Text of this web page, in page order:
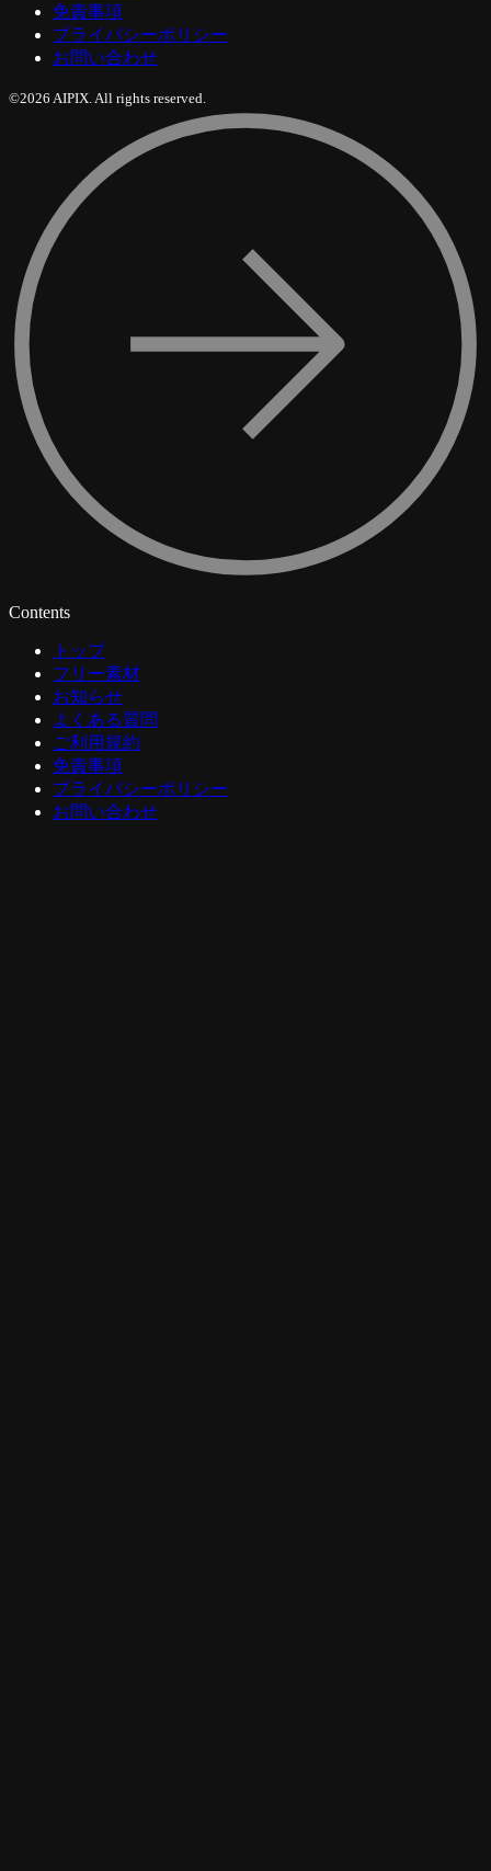
免責事項
プライバシーポリシー
お問い合わせ
©2026 AIPIX. All rights reserved.
Contents
トップ
フリー素材
お知らせ
よくある質問
ご利用規約
免責事項
プライバシーポリシー
お問い合わせ